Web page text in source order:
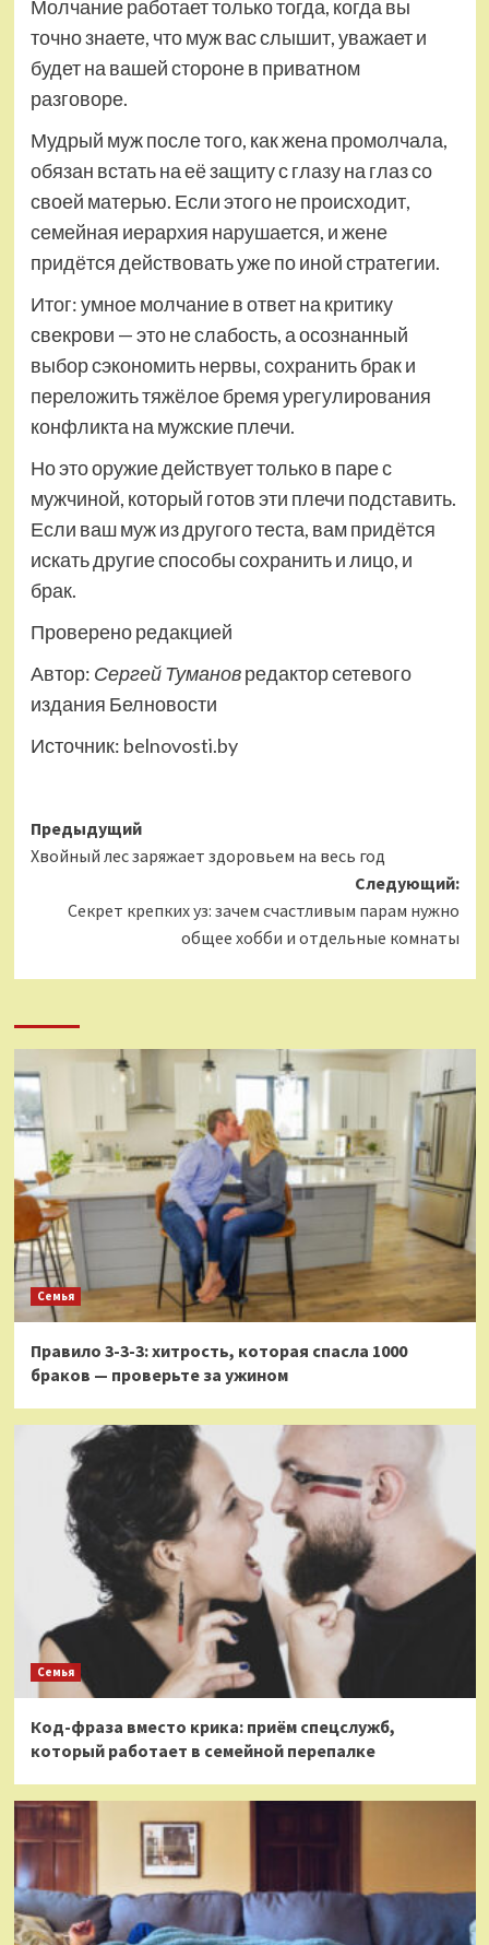
Молчание работает только тогда, когда вы
точно знаете, что муж вас слышит, уважает и
будет на вашей стороне в приватном
разговоре.
Мудрый муж после того, как жена промолчала,
обязан встать на её защиту с глазу на глаз со
своей матерью. Если этого не происходит,
семейная иерархия нарушается, и жене
придётся действовать уже по иной стратегии.
Итог: умное молчание в ответ на критику
свекрови — это не слабость, а осознанный
выбор сэкономить нервы, сохранить брак и
переложить тяжёлое бремя урегулирования
конфликта на мужские плечи.
Но это оружие действует только в паре с
мужчиной, который готов эти плечи подставить.
Если ваш муж из другого теста, вам придётся
искать другие способы сохранить и лицо, и
брак.
Проверено редакцией
Автор: Сергей Тумановредактор сетевого
издания Белновости
Источник: belnovosti.by
Навигация
записи
Предыдущий
Хвойный лес заряжает здоровьем на весь год
Следующий:
Секрет крепких уз: зачем счастливым парам нужно
общее хобби и отдельные комнаты
Семья
Правило 3-3-3: хитрость, которая спасла 1000
браков — проверьте за ужином
Семья
Код-фраза вместо крика: приём спецслужб,
который работает в семейной перепалке